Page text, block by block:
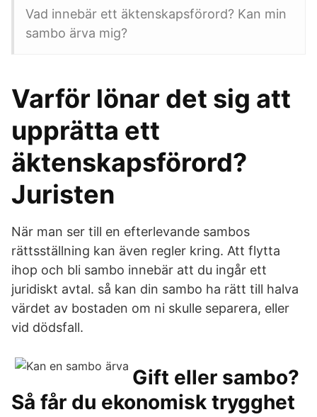
Vad innebär ett äktenskapsförord? Kan min
sambo ärva mig?
Varför lönar det sig att
upprätta ett
äktenskapsförord?
Juristen
När man ser till en efterlevande sambos
rättsställning kan även regler kring. Att flytta
ihop och bli sambo innebär att du ingår ett
juridiskt avtal. så kan din sambo ha rätt till halva
värdet av bostaden om ni skulle separera, eller
vid dödsfall.
Gift eller sambo?
Så får du ekonomisk trygghet